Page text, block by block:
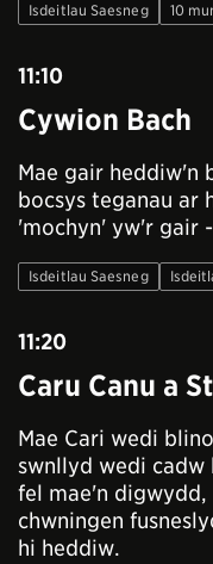
Isdeitlau Saesneg 10
11:10
Cywion Bach
Mae gair heddiw'n
bocsys teganau ar
'mochyn' yw'r gair
Isdeitlau Saesneg
11:20
Caru Canu a
Mae Cari wedi
swnllyd wedi cadw
fel mae'n
chwningen
hi heddiw.